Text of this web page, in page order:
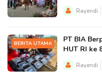
Rayendi
BERITA UTAMA
PT BIA
HUT RI ke
Rayendi